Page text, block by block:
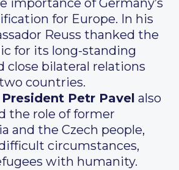
importance of Germany’s
for Europe. In his
Reuss thanked the
for its long-standing
close bilateral relations
countries.
President Petr Pavel also
the role of former
and the Czech people,
circumstances,
with humanity.